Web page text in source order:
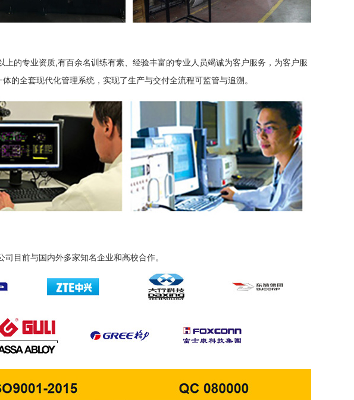
的专业资质,有百余名训练有素、经验丰富的专业人员竭诚为客户服务，为客户服
的全套现代化管理系统，实现了生产与交付全流程可监管与追溯。
目前与国内外多家知名企业和高校合作。